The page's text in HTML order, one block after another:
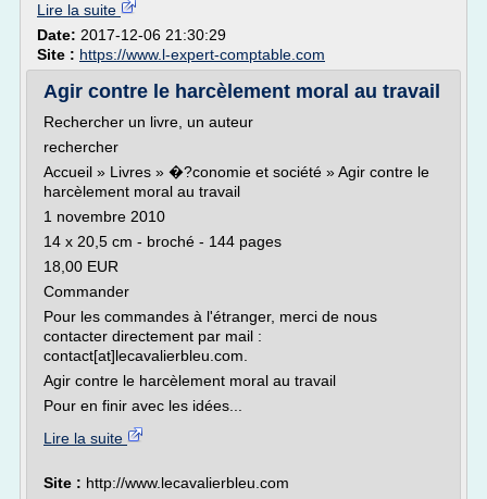
Lire la suite
Date: 2017-12-06 21:30:29
Site : https://www.l-expert-comptable.com
Agir contre le harcèlement moral au travail
Rechercher un livre, un auteur
rechercher
Accueil » Livres » �?conomie et société » Agir contre le
harcèlement moral au travail
1 novembre 2010
14 x 20,5 cm - broché - 144 pages
18,00 EUR
Commander
Pour les commandes à l'étranger, merci de nous
contacter directement par mail :
contact[at]lecavalierbleu.com.
Agir contre le harcèlement moral au travail
Pour en finir avec les idées...
Lire la suite
Site : http://www.lecavalierbleu.com